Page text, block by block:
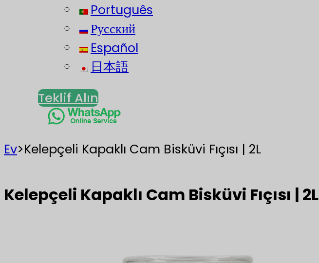
Português
Русский
Español
日本語
Teklif Alın
Ev>Kelepçeli Kapaklı Cam Bisküvi Fıçısı | 2L
Kelepçeli Kapaklı Cam Bisküvi Fıçısı | 2L